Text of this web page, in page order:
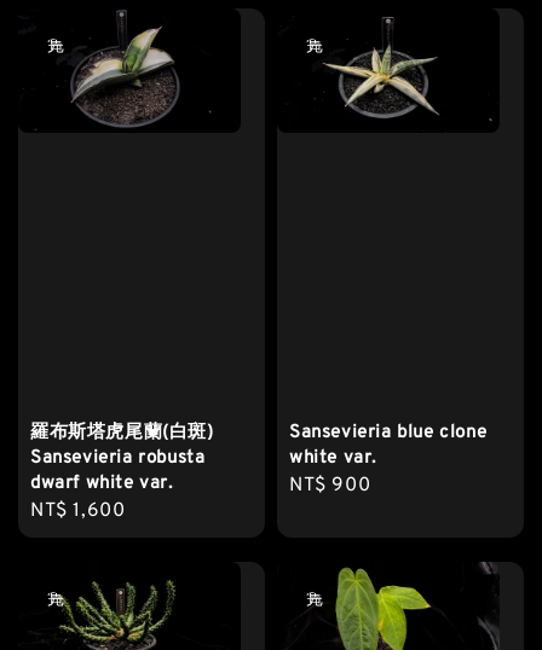
羅布斯塔虎尾蘭(白斑)
Sansevieria robusta
dwarf white var.
Regular
price
NT$ 1,600
Sansevieria blue clone
white var.
Regular
NT$ 900